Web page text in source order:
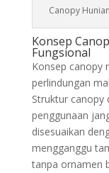
Canopy
Konsep
Fungsional
Konsep canopy
perlindungan
Struktur canopy
penggunaan
disesuaikan
mengganggu
tanpa ornamen